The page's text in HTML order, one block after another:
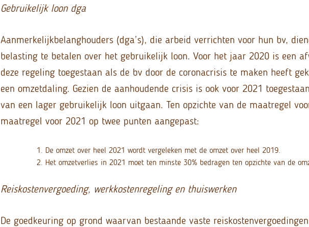
Gebruikelijk loon dga
Aanmerkelijkbelanghouders (dga’s), die arbeid verrichten voor hun bv,
belasting te betalen over het gebruikelijk loon. Voor het jaar 2020 is een
deze regeling toegestaan als de bv door de coronacrisis te maken heeft
een omzetdaling. Gezien de aanhoudende crisis is ook voor 2021
van een lager gebruikelijk loon uitgaan. Ten opzichte van de maatregel
maatregel voor 2021 op twee punten aangepast:
De omzet over heel 2021 wordt vergeleken met de omzet over heel 2019.
Het omzetverlies in 2021 moet ten minste 30% bedragen ten opzichte van de
Reiskostenvergoeding, werkkostenregeling en thuiswerken
De goedkeuring op grond waarvan bestaande vaste